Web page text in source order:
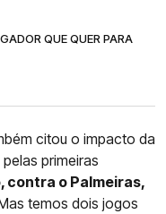
QUE QUER PARA
citou o impacto da
primeiras
contra o Palmeiras,
temos dois jogos